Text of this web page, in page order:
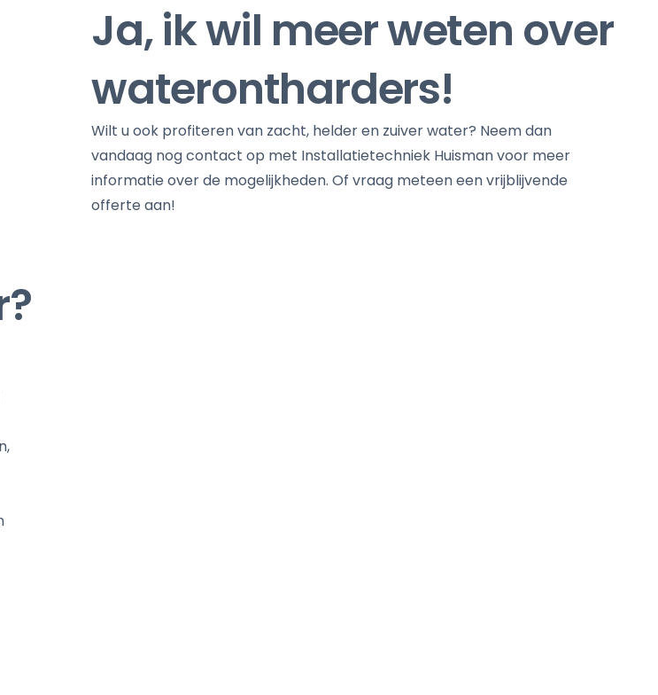
Ja, ik wil meer weten over
waterontharders!
Wilt u ook profiteren van zacht, helder en zuiver water? Neem dan
vandaag nog contact op met Installatietechniek Huisman voor meer
informatie over de mogelijkheden. Of vraag meteen een vrijblijvende
offerte aan!